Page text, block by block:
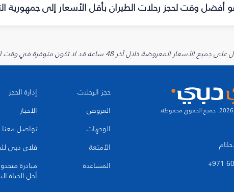
أفضل وقت لحجز رحلات الطيران بأقل الأسعار إلى جمهورية
خلال آخر 48 ساعة قد لا تكون متوفرة في وقت الحجز. قد يتم تطبيق رسوم إضافية على الإضافات الاختيارية.
+971
حجز الرحلات
العروض
الوجهات
الأمتعة
المساعدة
إدارة الحجز
الأخبار
تواصل معنا
فلاي دبي
مبادرة
أجل الحياة